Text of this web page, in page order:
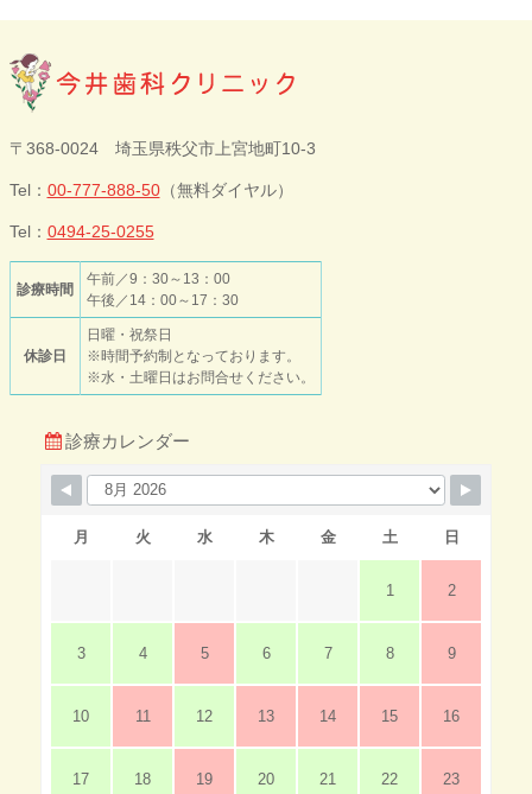
今井歯科クリニ
ック
〒368-0024 埼玉県秩父市上宮地町10-3
Tel： 00-777-888-50（無料ダイヤル）
Tel： 0494-25-0255
診療時間
午前／9：30～13：00
午後／14：00～17：30
休診日
日曜・祝祭日
※時間予約制となっております。
※水・土曜日はお問合せください。
診療カレンダー
月 火 水 木 金 土 日
1 2
3 4 5 6 7 8 9
10 11 12 13 14 15 16
17 18 19 20 21 22 23